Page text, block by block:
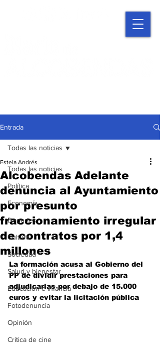
Entrada
Todas las noticias
Política
Economía
Deportes
Cultura
Sociedad
Salud y bienestar
Educación e infancia
Fotodenuncia
Opinión
Crítica de cine
Todas las noticias
Alcobendas Adelante
denuncia al Ayuntamiento
por presunto
fraccionamiento irregular
de contratos por 1,4
millones
Estela Andrés
La formación acusa al Gobierno del
PP de dividir prestaciones para
adjudicarlas por debajo de 15.000
euros y evitar la licitación pública